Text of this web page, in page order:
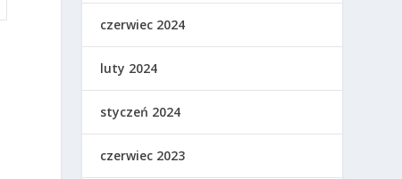
czerwiec 2024
luty 2024
styczeń 2024
czerwiec 2023